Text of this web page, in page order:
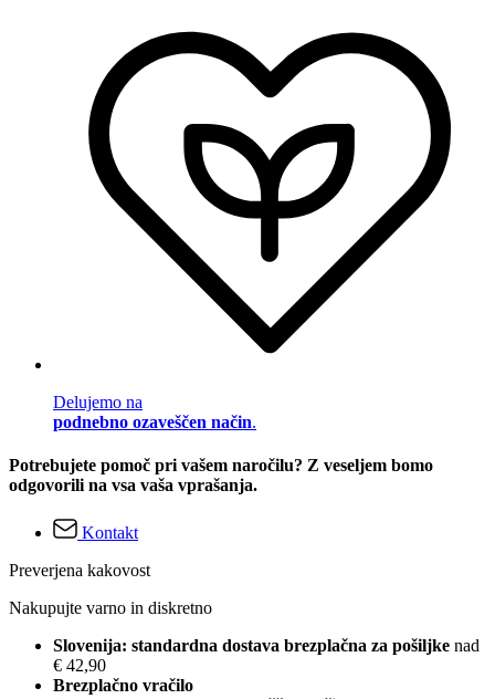
Delujemo na
podnebno ozaveščen način.
Potrebujete pomoč pri vašem naročilu? Z veseljem bomo
odgovorili na vsa vaša vprašanja.
Kontakt
Preverjena kakovost
Nakupujte varno in diskretno
Slovenija: standardna dostava brezplačna za pošiljke nad
€ 42,90
Brezplačno vračilo